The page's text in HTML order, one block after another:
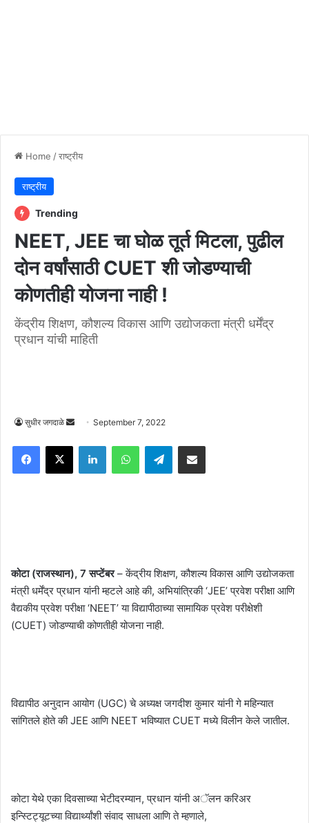
Home /राष्ट्रीय
राष्ट्रीय
Trending
NEET, JEE चा घोळ तूर्त मिटला, पुढील
दोन वर्षांसाठी CUET शी जोडण्याची
कोणतीही योजना नाही !
केंद्रीय शिक्षण, कौशल्य विकास आणि उद्योजकता मंत्री धर्मेंद्र
प्रधान यांची माहिती
सुधीर जगदाळे
Send
email
September 7, 2022
Facebook
X LinkedInWhatsAppTelegramShare via Email
कोटा (राजस्थान), 7 सप्टेंबर– केंद्रीय शिक्षण, कौशल्य विकास आणि उद्योजकता
मंत्री धर्मेंद्र प्रधान यांनी म्हटले आहे की, अभियांत्रिकी ‘JEE’ प्रवेश परीक्षा आणि
वैद्यकीय प्रवेश परीक्षा ‘NEET’ या विद्यापीठाच्या सामायिक प्रवेश परीक्षेशी
(CUET) जोडण्याची कोणतीही योजना नाही.
विद्यापीठ अनुदान आयोग (UGC) चे अध्यक्ष जगदीश कुमार यांनी गे महिन्यात
सांगितले होते की JEE आणि NEET भविष्यात CUET मध्ये विलीन केले जातील.
कोटा येथे एका दिवसाच्या भेटीदरम्यान, प्रधान यांनी अॅलन करिअर
इन्स्टिट्यूटच्या विद्यार्थ्यांशी संवाद साधला आणि ते म्हणाले,